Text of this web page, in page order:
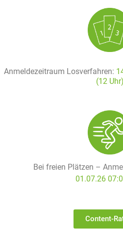
Anmeldezeitraum Losverfahren:
(12 Uhr)
Bei freien Plätzen –
01.07.26
Content-